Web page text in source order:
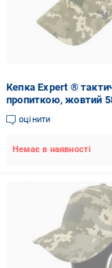
Кепка Expert ®
пропиткою, жовтий
оцінити
Немає в наявності